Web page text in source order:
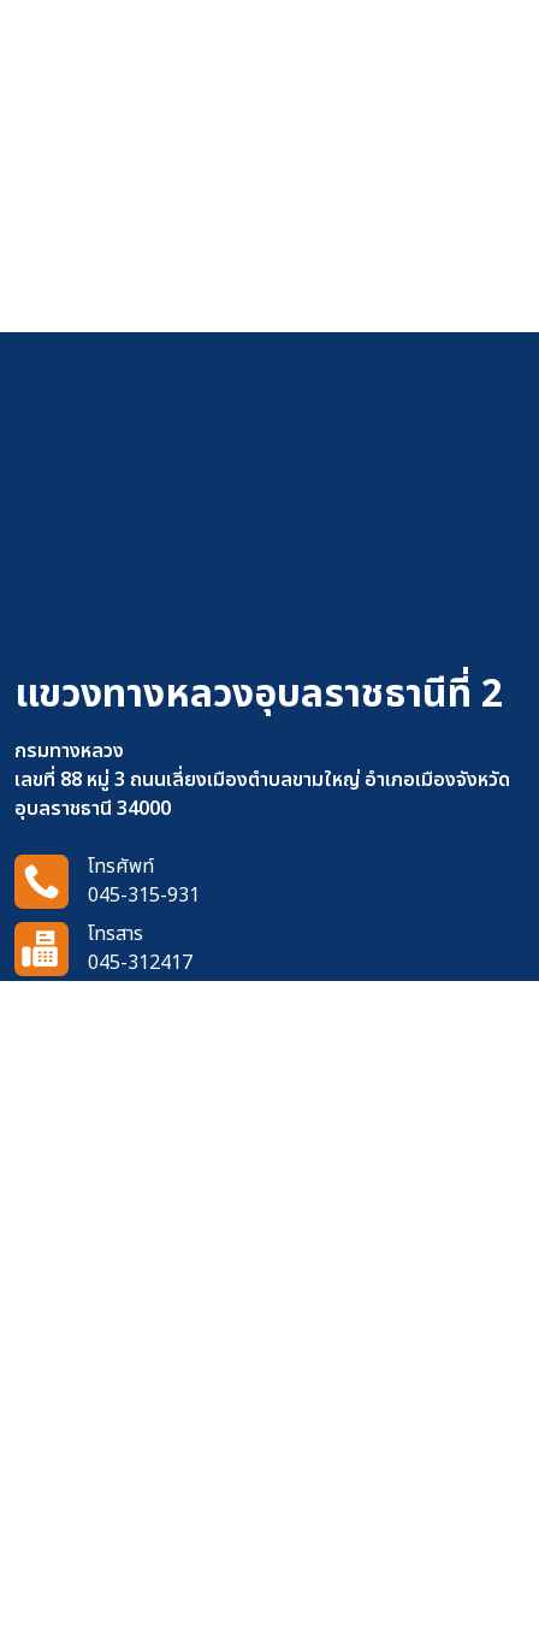
แขวงทางหลวงอุบลราชธานีที่ 2
กรมทางหลวง
เลขที่ 88 หมู่ 3 ถนนเลี่ยงเมืองตำบลขามใหญ่ อำเภอเมืองจังหวัด
อุบลราชธานี 34000
โทรศัพท์
045-315-931
โทรสาร
045-312417